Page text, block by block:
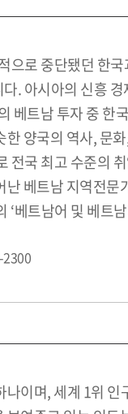
으로 중단됐던 한
. 아시아의 신흥
베트남 투자 중
양국의 역사, 문
전국 최고 수준의
베트남 지역전
베트남어 및 베트
이며, 세계 1위